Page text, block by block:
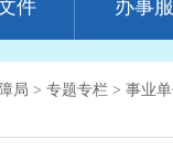
件 办事
局 > 专题专栏 > 事业